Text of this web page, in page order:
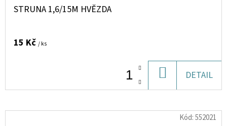
STRUNA 1,6/15M HVĚZDA
15 Kč / ks
KOŠÍKU
DETAIL
Kód:552021